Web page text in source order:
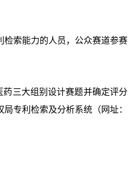
索能力的人员，公众赛道参赛
三大组别设计赛题并确定评分
专利检索及分析系统（网址：